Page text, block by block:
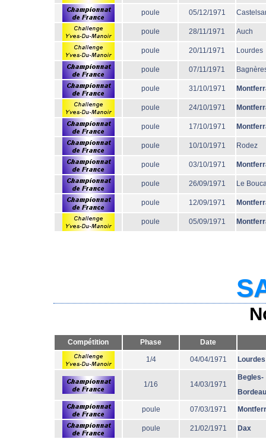
poule 05/12/1971
poule 28/11/1971 Auch
poule 20/11/1971 Lourdes
poule 07/11/1971
poule 31/10/1971
poule 24/10/1971
poule 17/10/1971
poule 10/10/1971 Rodez
poule 03/10/1971
poule 26/09/1971 Le
poule 12/09/1971
poule 05/09/1971
Compétition Phase Date
1/4 04/04/1971 Lourdes
1/16 14/03/1971
Begles-
poule 07/03/1971
poule 21/02/1971 Dax